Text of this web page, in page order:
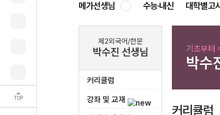
TOP
메가선생님 수능·내신 대학별고
제2외국어/한문
박수진 선생님
커리큘럼
강좌 및 교재
기초부터
박수
커리큘럼